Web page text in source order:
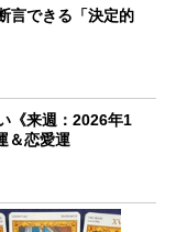
言できる「決定的
《来週：2026年1
＆恋愛運